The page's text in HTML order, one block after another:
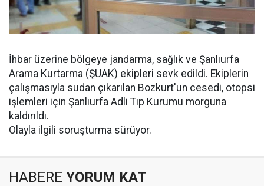
İhbar üzerine bölgeye jandarma, sağlık ve Şanlıurfa
Arama Kurtarma (ŞUAK) ekipleri sevk edildi. Ekiplerin
çalışmasıyla sudan çıkarılan Bozkurt'un cesedi, otopsi
işlemleri için Şanlıurfa Adli Tıp Kurumu morguna
kaldırıldı.
Olayla ilgili soruşturma sürüyor.
HABERE YORUM KAT